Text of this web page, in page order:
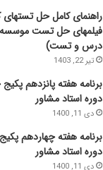
راهنمای کامل حل تستهای
فیلمهای حل تست
درس و تست)
تیر 22, 1403
برنامه هفته پانزدهم
دوره استاد مشاور
دی 11, 1400
برنامه هفته چهاردهم
دوره استاد مشاور
دی 11, 1400